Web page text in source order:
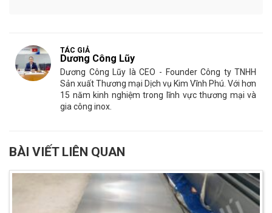
TÁC GIẢ
Dương Công Lũy
Dương Công Lũy là CEO - Founder Công ty TNHH
Sản xuất Thương mại Dịch vụ Kim Vĩnh Phú. Với hơn
15 năm kinh nghiệm trong lĩnh vực thương mại và
gia công inox.
BÀI VIẾT LIÊN QUAN